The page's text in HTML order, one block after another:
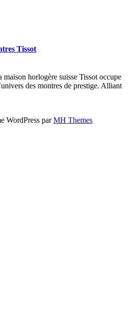
Tissot
horlogère suisse Tissot occupe
des montres de prestige. Alliant
WordPress parMH Themes